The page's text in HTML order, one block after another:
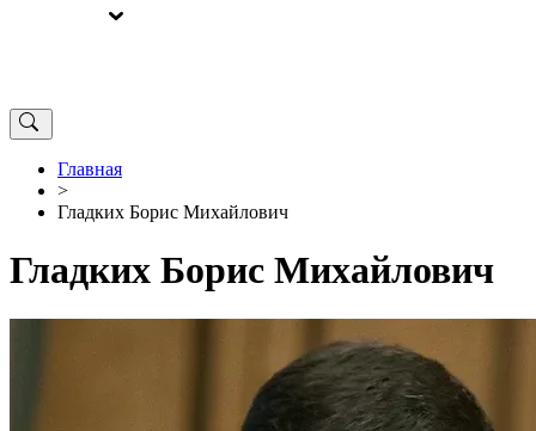
Главная
>
Гладких Борис Михайлович
Гладких Борис Михайлович